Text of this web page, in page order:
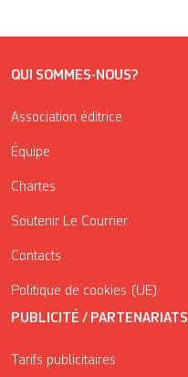
QUI SOMMES-NOUS?
Association éditrice
Équipe
Chartes
Soutenir Le Courrier
Contacts
Politique de cookies (UE)
PUBLICITÉ / PARTENARIATS
Tarifs publicitaires